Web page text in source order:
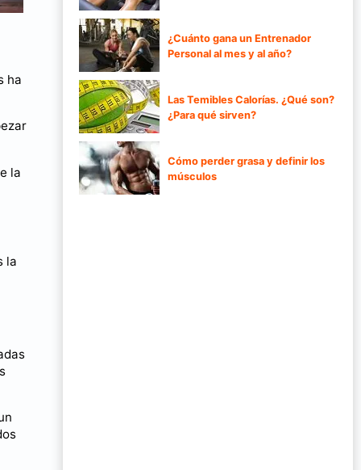
ha
la
la
¿Cuánto gana un Entrenador
Personal al mes y al año?
Las Temibles Calorías. ¿Qué son?
¿Para qué sirven?
Cómo perder grasa y definir los
músculos